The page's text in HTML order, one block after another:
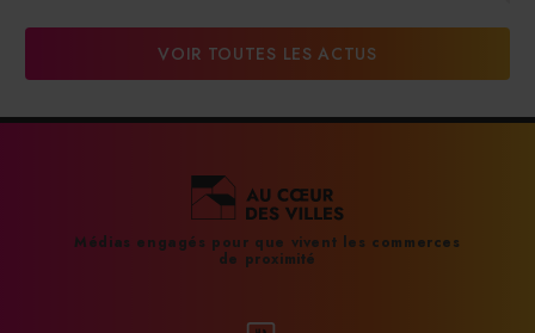
DalterFood Group franchit les 200 millions
31/07/2026
La Liste : La Réserve Paris de nouveau meilleur
VOIR TOUTES LES ACTUS
Médias engagés pour que vivent les commerces
de proximité